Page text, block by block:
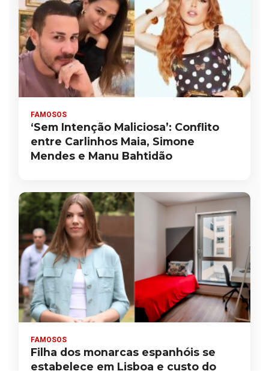
FAMOSOS
‘Sem Intenção Maliciosa’: Conflito
entre Carlinhos Maia, Simone
Mendes e Manu Bahtidão
FAMOSOS
Filha dos monarcas espanhóis se
estabelece em Lisboa e custo do